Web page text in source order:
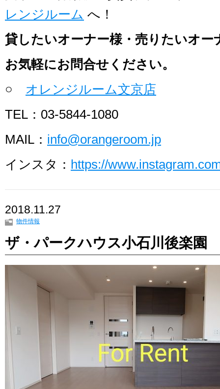
レンジルーム へ！
貸したいオーナー様・売りたいオー
お気軽にお問合せください。
○ オレンジルーム文京店
TEL：03-5844-1080
MAIL： info@orangeroom.jp
インスタ： https://
2018.11.27
物件情報
ザ・パークハウス小石川後楽